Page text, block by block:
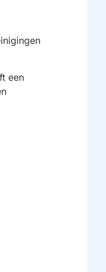
een